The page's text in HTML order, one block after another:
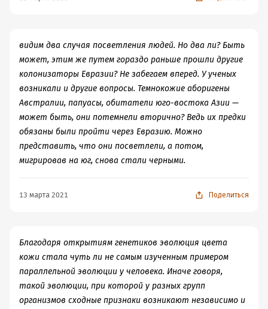
По её результатам можно будет написать и интересную
научно-популярную книгу.
Конференция, конечно, не помешает, но на самом деле
я имею в виду вот что. Надо бы опросить ведущих
учёных (но не блогеров, не редакторов теленовостей и
не Грету Тунберг). Вопрос им задать такой:насколько,
по их мнению, убедительной является та или иная из
пары дюжин имеющихся гипотез?Ясно, что в науке
истина не достигается голосованием, но для меня,
интересны, красивы, изящны, но при всём при том
статей и даже пообщался с некоторыми их авторами. В
результате он рассказал мне кучу всего хорошего, но
общего пониманияотносительной силыописанных
идей почти не дал. А это важно. Думаю, у него самого
есть некая шкала правдоподобия, но со мной он ею
видим два случая посветления людей. Но два ли? Быть
может, этим же путем гораздо раньше прошли другие
колонизаторы Евразии? Не забегаем вперед. У ученых
возникали и другие вопросы. Темнокожие аборигены
Австралии, папуасы, обитатели юго-востока Азии —
может быть, они потемнели вторично? Ведь их предки
обязаны были пройти через Евразию. Можно
представить, что они посветлели, а потом,
мигрировав на юг, снова стали черными.
13 марта 2021 Поделиться
Благодаря открытиям генетиков эволюция цвета
кожи стала чуть ли не самым изученным примером
параллельной эволюции у человека. Иначе говоря,
такой эволюции, при которой у разных групп
организмов сходные признаки возникают независимо и